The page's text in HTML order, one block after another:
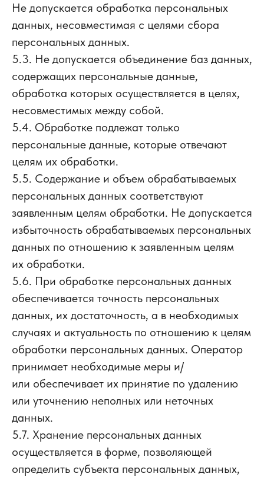
Не допускается обработка персональных
данных, несовместимая с целями сбора
персональных данных.
5.3. Не допускается объединение баз данных,
содержащих персональные данные,
обработка которых осуществляется в целях,
несовместимых между собой.
5.4. Обработке подлежат только
персональные данные, которые отвечают
целям их обработки.
5.5. Содержание и объем обрабатываемых
персональных данных соответствуют
заявленным целям обработки. Не допускается
избыточность обрабатываемых персональных
данных по отношению к заявленным целям
их обработки.
5.6. При обработке персональных данных
обеспечивается точность персональных
данных, их достаточность, а в необходимых
случаях и актуальность по отношению к целям
обработки персональных данных. Оператор
принимает необходимые меры и/
или обеспечивает их принятие по удалению
или уточнению неполных или неточных
данных.
5.7. Хранение персональных данных
осуществляется в форме, позволяющей
определить субъекта персональных данных,